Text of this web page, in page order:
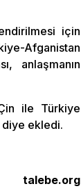
için
Afganistan
anlaşmanın
ile Türkiye
diye ekledi.
talebe.org